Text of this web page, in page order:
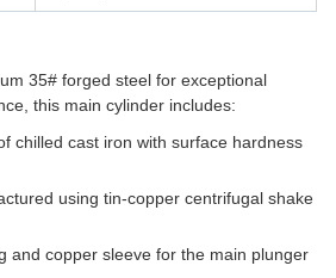
35# forged steel for exceptional
this main cylinder includes:
chilled cast iron with surface hardness
using tin-copper centrifugal shake
and copper sleeve for the main plunger